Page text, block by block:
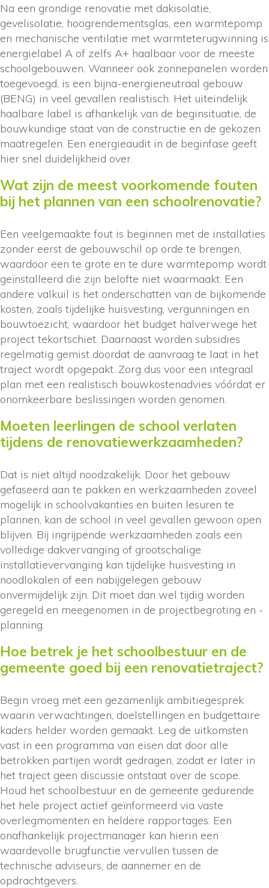
Na een grondige renovatie met dakisolatie,
gevelisolatie, hoogrendementsglas, een warmtepomp
en mechanische ventilatie met warmteterugwinning is
energielabel A of zelfs A+ haalbaar voor de meeste
schoolgebouwen. Wanneer ook zonnepanelen worden
toegevoegd, is een bijna-energieneutraal gebouw
(BENG) in veel gevallen realistisch. Het uiteindelijk
haalbare label is afhankelijk van de beginsituatie, de
bouwkundige staat van de constructie en de gekozen
maatregelen. Een energieaudit in de beginfase geeft
hier snel duidelijkheid over.
Wat zijn de meest voorkomende fouten
bij het plannen van een schoolrenovatie?
Een veelgemaakte fout is beginnen met de installaties
zonder eerst de gebouwschil op orde te brengen,
waardoor een te grote en te dure warmtepomp wordt
geïnstalleerd die zijn belofte niet waarmaakt. Een
andere valkuil is het onderschatten van de bijkomende
kosten, zoals tijdelijke huisvesting, vergunningen en
bouwtoezicht, waardoor het budget halverwege het
project tekortschiet. Daarnaast worden subsidies
regelmatig gemist doordat de aanvraag te laat in het
traject wordt opgepakt. Zorg dus voor een integraal
plan met een realistisch bouwkostenadvies vóórdat er
onomkeerbare beslissingen worden genomen.
Moeten leerlingen de school verlaten
tijdens de renovatiewerkzaamheden?
Dat is niet altijd noodzakelijk. Door het gebouw
gefaseerd aan te pakken en werkzaamheden zoveel
mogelijk in schoolvakanties en buiten lesuren te
plannen, kan de school in veel gevallen gewoon open
blijven. Bij ingrijpende werkzaamheden zoals een
volledige dakvervanging of grootschalige
installatievervanging kan tijdelijke huisvesting in
noodlokalen of een nabijgelegen gebouw
onvermijdelijk zijn. Dit moet dan wel tijdig worden
geregeld en meegenomen in de projectbegroting en -
planning.
Hoe betrek je het schoolbestuur en de
gemeente goed bij een renovatietraject?
Begin vroeg met een gezamenlijk ambitiegesprek
waarin verwachtingen, doelstellingen en budgettaire
kaders helder worden gemaakt. Leg de uitkomsten
vast in een programma van eisen dat door alle
betrokken partijen wordt gedragen, zodat er later in
het traject geen discussie ontstaat over de scope.
Houd het schoolbestuur en de gemeente gedurende
het hele project actief geïnformeerd via vaste
overlegmomenten en heldere rapportages. Een
onafhankelijk projectmanager kan hierin een
waardevolle brugfunctie vervullen tussen de
technische adviseurs, de aannemer en de
opdrachtgevers.